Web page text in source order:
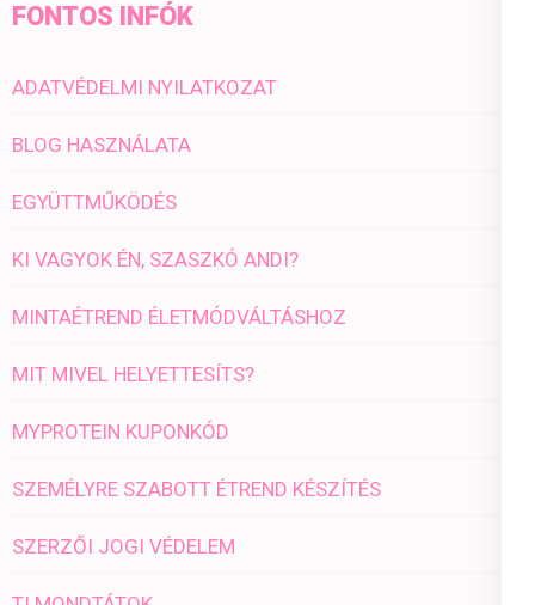
FONTOS INFÓK
ADATVÉDELMI NYILATKOZAT
BLOG HASZNÁLATA
EGYÜTTMŰKÖDÉS
KI VAGYOK ÉN, SZASZKÓ ANDI?
MINTAÉTREND ÉLETMÓDVÁLTÁSHOZ
MIT MIVEL HELYETTESÍTS?
MYPROTEIN KUPONKÓD
SZEMÉLYRE SZABOTT ÉTREND KÉSZÍTÉS
SZERZŐI JOGI VÉDELEM